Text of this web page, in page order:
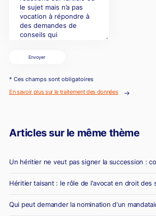
Envoyer
* Ces champs sont obligatoires
En savoir plus sur le traitement des données
Articles sur le même thème
Un héritier ne veut pas signer la succession :
Héritier taisant : le rôle de l'avocat en droit des
Qui peut demander la nomination d'un